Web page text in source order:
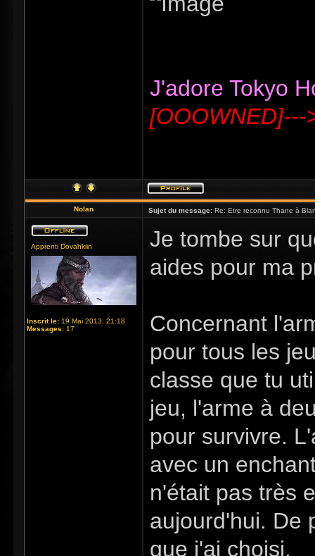
J'adore Tokyo
[OOOWNED]---
Nolan Sujet du message: Re: Etre reconnu Thane à
Apprenti Dovahkiin
Inscrit le: 19 Mai 2013, 21:18
Messages: 17
Je tombe sur
aides pour ma
Concernant
pour tous les
classe que tu
jeu, l'arme à
pour survivre.
avec un
n'était pas très
aujourd'hui. De
que j'ai choisi.